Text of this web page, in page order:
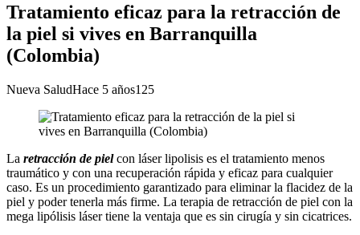
Tratamiento eficaz para la retracción de
la piel si vives en Barranquilla
(Colombia)
Nueva SaludHace 5 años125
La retracción de pielcon láser lipolisis es el tratamiento menos
traumático y con una recuperación rápida y eficaz para cualquier
caso. Es un procedimiento garantizado para eliminar la flacidez de la
piel y poder tenerla más firme. La terapia de retracción de piel con la
mega lipólisis láser tiene la ventaja que es sin cirugía y sin cicatrices.